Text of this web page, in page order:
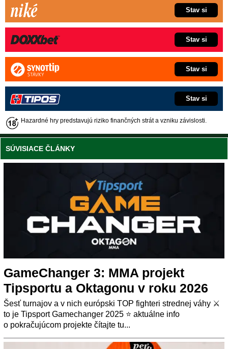
Stav si
Stav si
Stav si
Stav si
Hazardné hry predstavujú riziko finančných strát a vzniku závislosti.
SÚVISIACE ČLÁNKY
GameChanger 3: MMA projekt
Tipsportu a Oktagonu v roku 2026
Šesť turnajov a v nich európski TOP fighteri strednej váhy ⚔️
to je Tipsport Gamechanger 2025 ⭐ aktuálne info
o pokračujúcom projekte čítajte tu...